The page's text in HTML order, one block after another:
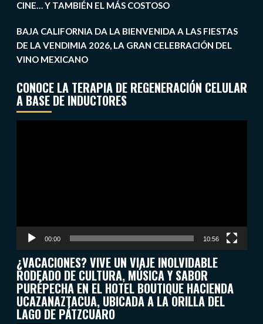
CINE… Y TAMBIÉN EL MÁS COSTOSO
BAJA CALIFORNIA DA LA BIENVENIDA A LAS FIESTAS
DE LA VENDIMIA 2026, LA GRAN CELEBRACIÓN DEL
VINO MEXICANO
CONOCE LA TERAPIA DE REGENERACIÓN CELULAR
A BASE DE INDUCTORES
00:00 10:56
¿VACACIONES? VIVE UN VIAJE INOLVIDABLE
RODEADO DE CULTURA, MÚSICA Y SABOR
PURÉPECHA EN EL HOTEL BOUTIQUE HACIENDA
UCAZANAZTACUA, UBICADA A LA ORILLA DEL
LAGO DE PÁTZCUARO